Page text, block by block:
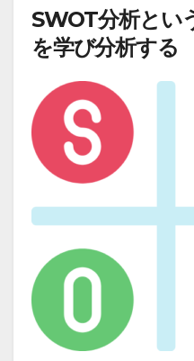
SWOT分析とい
を学び分析する